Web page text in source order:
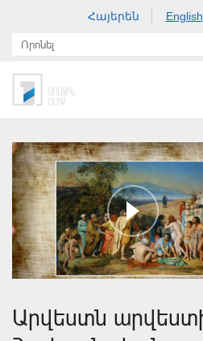
Հայերեն English
Արվեստն